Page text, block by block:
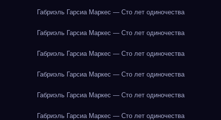
Габриэль Гарсиа Маркес — Сто лет одиночества
Габриэль Гарсиа Маркес — Сто лет одиночества
Габриэль Гарсиа Маркес — Сто лет одиночества
Габриэль Гарсиа Маркес — Сто лет одиночества
Габриэль Гарсиа Маркес — Сто лет одиночества
Габриэль Гарсиа Маркес — Сто лет одиночества